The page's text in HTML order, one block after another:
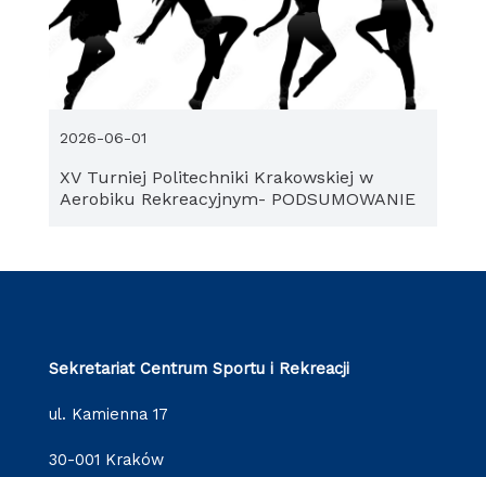
XV Turniej Politechniki Krakowskiej w
Aerobiku Rekreacyjnym- PODSUMOWANIE
2026-06-01
Sekretariat Centrum Sportu i Rekreacji
ul. Kamienna 17
30-001 Kraków